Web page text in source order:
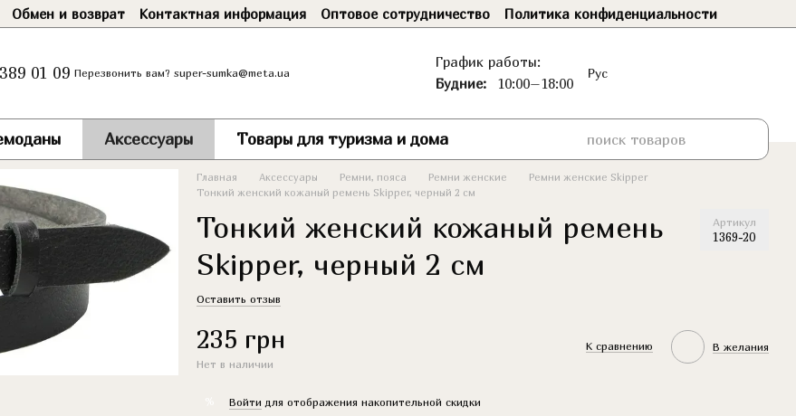
Обмен и возврат Контактная информация Оптовое сотрудничество
Политика конфиденциальности
01 09 Перезвонить вам? super-sumka@meta.ua
График работы:
Будние:
10:00–18:00
Рус
Аксессуары Товары для туризма и дома
Главная Аксессуары Ремни, пояса Ремни женские
Ремни женские Skipper
Тонкий женский кожаный ремень Skipper, черный 2 см
Тонкий женский кожаный ремень
Skipper, черный 2 см
Артикул
1369-20
Оставить отзыв
235 грн
Нет в наличии
К сравнению В желания
Войти для отображения накопительной скидки